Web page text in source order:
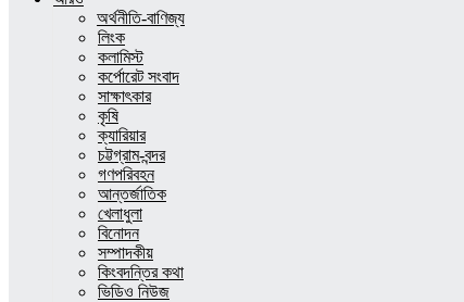
অর্থনীতি-বাণিজ্য
লিংক
কলামিস্ট
কর্পোরেট সংবাদ
সাক্ষাৎকার
কৃষি
ক্যারিয়ার
চট্টগ্রাম-বন্দর
গণপরিবহন
আন্তর্জাতিক
খেলাধুলা
বিনোদন
সম্পাদকীয়
কিংবদন্তির কথা
ভিডিও নিউজ